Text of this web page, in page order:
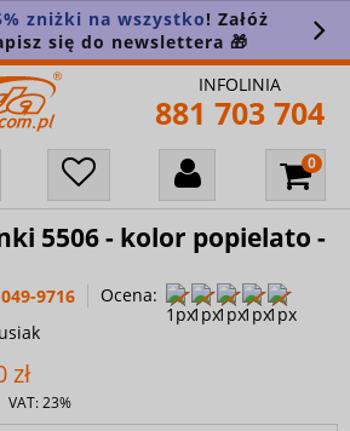
zniżki na wszystko! Załóż
się do newslettera 🎁
INFOLINIA
881 703 704
5506 - kolor popielato -
9716
Ocena:
zł
VAT:23%